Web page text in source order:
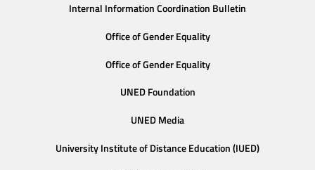
Internal Information Coordination Bulletin
Office of Gender Equality
Office of Gender Equality
UNED Foundation
UNED Media
University Institute of Distance Education (IUED)